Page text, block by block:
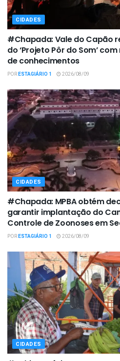
CIDADES
#Chapada: Vale do Capão
do ‘Projeto Pôr do Som’
de conhecimentos
PORESTAGIÁRIO 1 2026/08/09
CIDADES
#Chapada: MPBA obtém
garantir implantação do
Controle de Zoonoses em
PORESTAGIÁRIO 1 2026/08/09
CIDADES